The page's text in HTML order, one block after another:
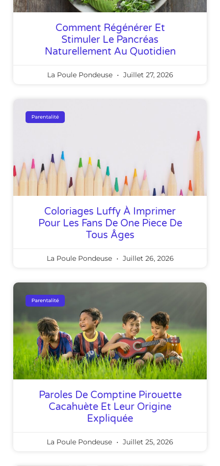
Comment Régénérer Et
Stimuler Le Pancréas
Naturellement Au Quotidien
La Poule Pondeuse Juillet 27, 2026
Parentalité
Coloriages Luffy À Imprimer
Pour Les Fans De One Piece De
Tous Âges
La Poule Pondeuse Juillet 26, 2026
Parentalité
Paroles De Comptine Pirouette
Cacahuète Et Leur Origine
Expliquée
La Poule Pondeuse Juillet 25, 2026